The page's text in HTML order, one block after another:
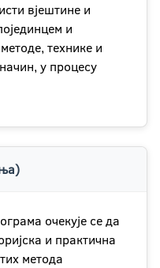
вјештине и
и
технике и
у процесу
очекује се да
и практична
метода